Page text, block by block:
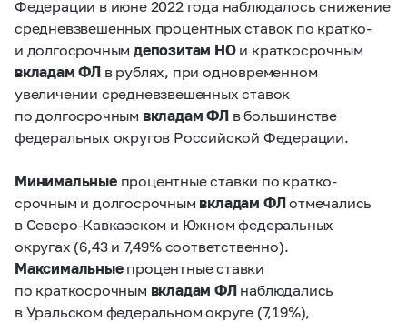
Федерации в июне 2022 года наблюдалось снижение
средневзвешенных процентных ставок по кратко-
и долгосрочнымдепозитам НОи краткосрочным
вкладам ФЛ в рублях, при одновременном
увеличении средневзвешенных ставок
по долгосрочным вкладам ФЛв большинстве
федеральных округов Российской Федерации.
Минимальныепроцентные ставки по кратко-
срочным и долгосрочным вкладам ФЛотмечались
в Северо-Кавказском и Южном федеральных
округах (6,43 и 7,49% соответственно).
Максимальныепроцентные ставки
по краткосрочным вкладам ФЛнаблюдались
в Уральском федеральном округе (7,19%),